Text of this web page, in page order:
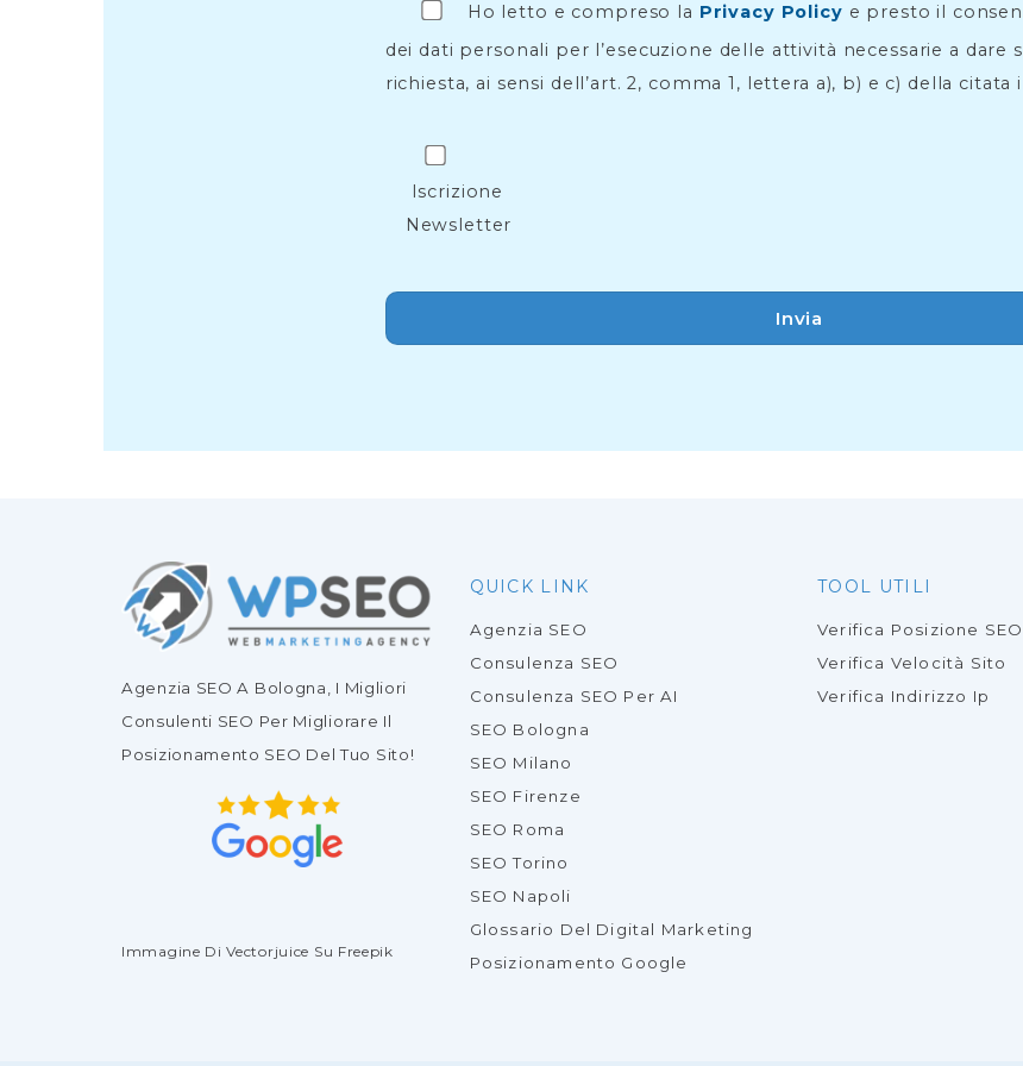
Ho letto e compreso la Privacy Policy e presto il
dei dati personali per l’esecuzione delle attività necessarie a dare
richiesta, ai sensi dell’art. 2, comma 1, lettera a), b) e c) della citata
Iscrizione
Newsletter
Agenzia SEO A Bologna, I Migliori
Consulenti SEO Per Migliorare Il
Posizionamento SEO Del Tuo Sito!
Immagine Di Vectorjuice Su Freepik
QUICK LINK
Agenzia SEO
Consulenza SEO
Consulenza SEO Per AI
SEO Bologna
SEO Milano
SEO Firenze
SEO Roma
SEO Torino
SEO Napoli
Glossario Del Digital Marketing
Posizionamento Google
TOOL UTILI
Verifica Posizione SEO
Verifica Velocità Sito
Verifica Indirizzo Ip